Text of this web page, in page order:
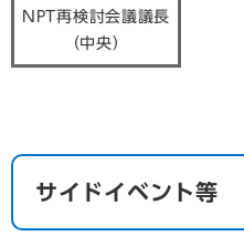
NPT再検討会議議長
（中央）
サイドイベント等